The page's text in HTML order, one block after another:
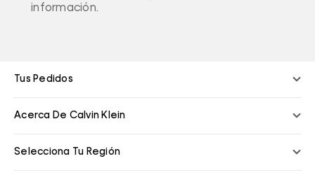
información.
Tus Pedidos
Acerca De Calvin Klein
Selecciona Tu Región